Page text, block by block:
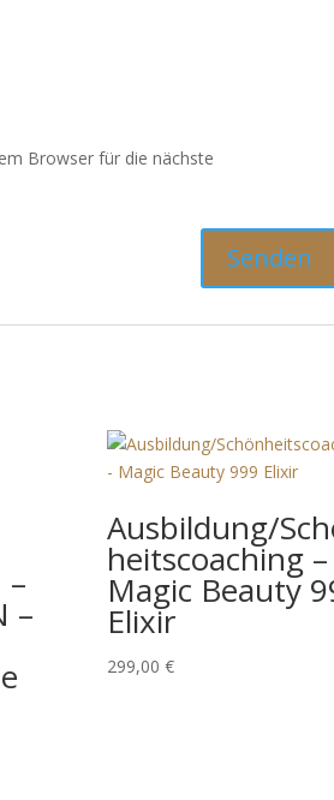
heitscoaching –
Magic Beauty 999
Elixir
299,00€